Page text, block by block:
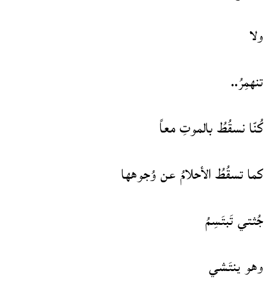
ولا
تنهمِرُ..
كُنّا نسقُطُ بالموتِ معاً
كما تسقُطُ الأحلامُ عن وُجوهها
جُثتي تَبتَسِمُ
وهو ينتَشي